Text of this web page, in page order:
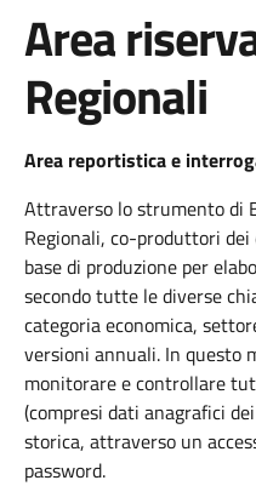
Area
Regionali
Area reportistica e
Attraverso lo strumento di
Regionali, co-produttori
base di produzione per
secondo tutte le diverse
categoria economica,
versioni annuali. In questo
monitorare e controllare
(compresi dati anagrafici
storica, attraverso un
password.